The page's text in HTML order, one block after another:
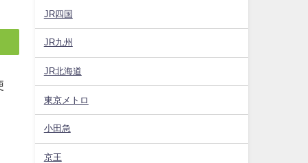
JR四国
JR九州
JR北海道
東京メトロ
小田急
京王